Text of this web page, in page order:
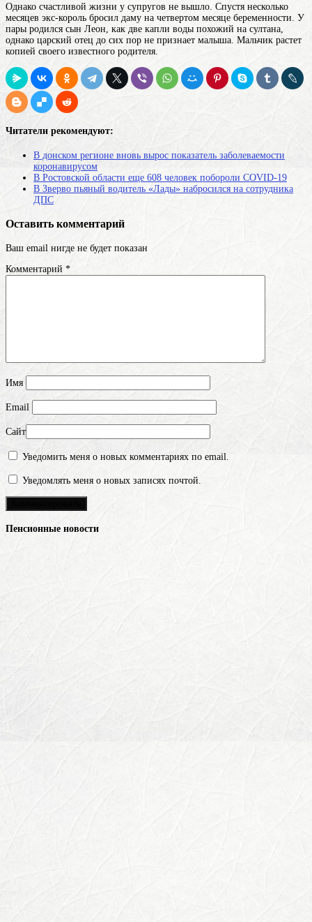
Однако счастливой жизни у супругов не вышло. Спустя несколько
месяцев экс-король бросил даму на четвертом месяце беременности. У
пары родился сын Леон, как две капли воды похожий на султана,
однако царский отец до сих пор не признает малыша. Мальчик растет
копией своего известного родителя.
Читатели рекомендуют:
В донском регионе вновь вырос показатель заболеваемости
коронавирусом
В Ростовской области еще 608 человек побороли COVID-19
В Зверво пьяный водитель «Лады» набросился на сотрудника
ДПС
Оставить комментарий
Ваш email нигде не будет показан
Комментарий *
Имя
Email
Сайт
Уведомить меня о новых комментариях по email.
Уведомлять меня о новых записях почтой.
Пенсионные новости